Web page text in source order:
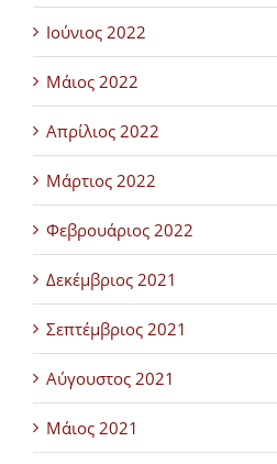
Ιούνιος 2022
Μάιος 2022
Απρίλιος 2022
Μάρτιος 2022
Φεβρουάριος 2022
Δεκέμβριος 2021
Σεπτέμβριος 2021
Αύγουστος 2021
Μάιος 2021